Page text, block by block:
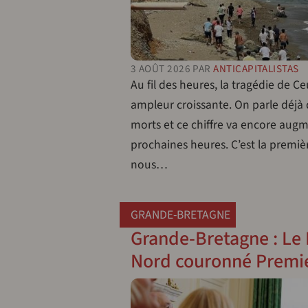
3 AOÛT 2026 PARANTICAPITALISTAS
Au fil des heures, la tragédie de
ampleur croissante. On parle déjà
morts et ce chiffre va encore
prochaines heures. C’est la
nous…
GRANDE-BRETAGNE
Grande-Bretagne : Le
Nord couronné